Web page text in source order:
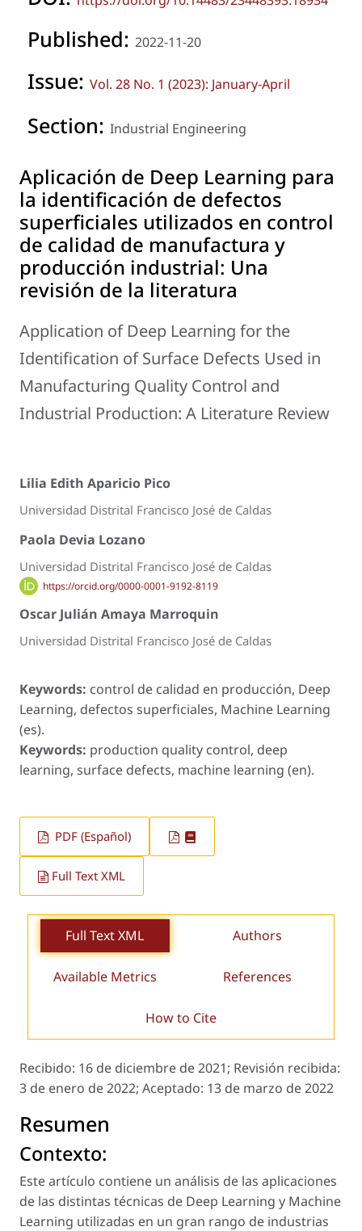
Published: 2022-11-20
Issue: Vol. 28 No. 1 (2023): January-April
Section: Industrial Engineering
Aplicación de Deep Learning para
la identificación de defectos
superficiales utilizados en control
de calidad de manufactura y
producción industrial: Una
revisión de la literatura
Application of Deep Learning for the
Identification of Surface Defects Used in
Manufacturing Quality Control and
Industrial Production: A Literature Review
Lilia Edith Aparicio Pico
Universidad Distrital Francisco José de Caldas
Paola Devia Lozano
Universidad Distrital Francisco José de Caldas
https://orcid.org/0000-0001-9192-8119
Oscar Julián Amaya Marroquin
Universidad Distrital Francisco José de Caldas
Keywords: control de calidad en producción, Deep
Learning, defectos superficiales, Machine Learning
(es).
Keywords: production quality control, deep
learning, surface defects, machine learning (en).
PDF (Español)
Full Text XML
Full Text XML Authors
Available Metrics References
How to Cite
Recibido: 16 de diciembre de 2021; Revisión recibida:
3 de enero de 2022; Aceptado: 13 de marzo de 2022
Resumen
Contexto:
Este artículo contiene un análisis de las aplicaciones
de las distintas técnicas de Deep Learning y Machine
Learning utilizadas en un gran rango de industrias